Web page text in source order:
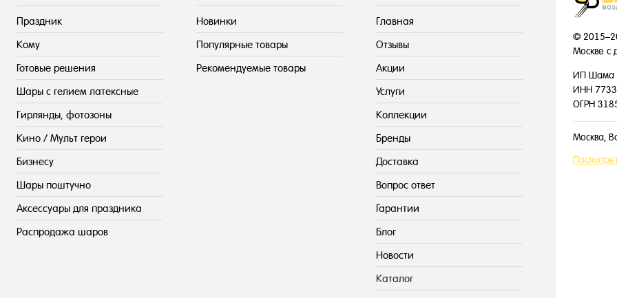
Праздник
Кому
Готовые решения
Шары с гелием латексные
Гирлянды, фотозоны
Кино / Мульт герои
Бизнесу
Шары поштучно
Аксессуары для праздника
Распродажа шаров
Новинки
Популярные товары
Рекомендуемые товары
Главная
Отзывы
Акции
Услуги
Коллекции
Бренды
Доставка
Вопрос ответ
Гарантии
Блог
Новости
Каталог
©
Москве с
ИП Шама
ИНН
ОГРН
Москва,